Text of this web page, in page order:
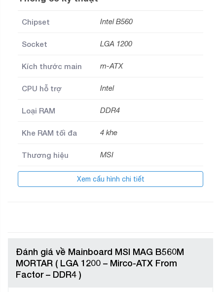
Chipset Intel B560
Socket LGA 1200
Kích thước main m-ATX
CPU hỗ trợ Intel
Loại RAM DDR4
Khe RAM tối đa 4 khe
Thương hiệu MSI
hành (tháng)
36
Xem cấu hình chi tiết
Đánh giá về Mainboard MSI MAG B560M
MORTAR ( LGA 1200 – Mirco-ATX From
Factor – DDR4 )